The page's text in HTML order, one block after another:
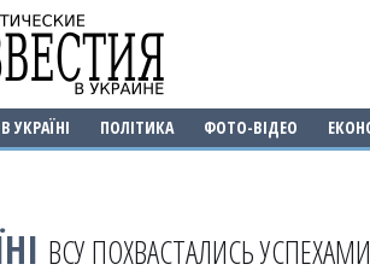
УКРАЇНІ ПОЛІТИКА ФОТО-ВІДЕО
ВСУ ПОХВАСТАЛИСЬ